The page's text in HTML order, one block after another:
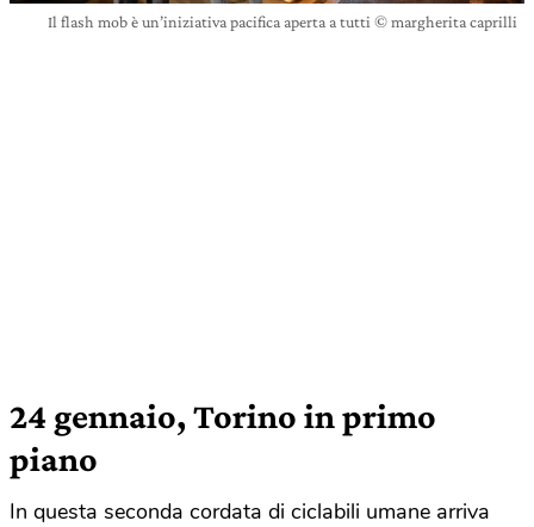
Il flash mob è un’iniziativa pacifica aperta a tutti © margherita caprilli
24 gennaio, Torino in primo
piano
In questa seconda cordata di ciclabili umane arriva